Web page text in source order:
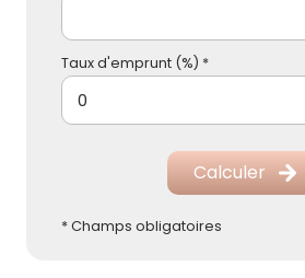
Taux d'emprunt (%) *
Calculer
* Champs obligatoires